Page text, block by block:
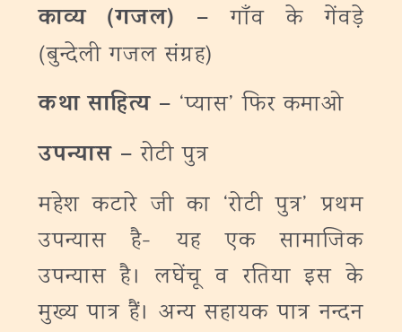
काव्य (गजल) – गाँव के गेंवड़े
(बुन्देली गजल संग्रह)
कथा साहित्य – ‘प्यास’ फिर कमाओ
उपन्यास – रोटी पुत्र
महेश कटारे जी का ‘रोटी पुत्र’ प्रथम
उपन्यास है- यह एक सामाजिक
उपन्यास है। लघेंचू व रतिया इस के
मुख्य पात्र हैं। अन्य सहायक पात्र नन्दन